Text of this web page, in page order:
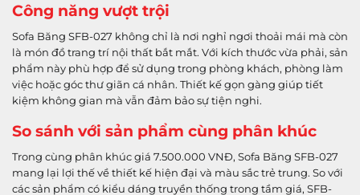
Công năng vượt trội
Sofa Băng SFB-027 không chỉ là nơi nghỉ ngơi thoải mái mà còn
là món đồ trang trí nội thất bắt mắt. Với kích thước vừa phải, sản
phẩm này phù hợp để sử dụng trong phòng khách, phòng làm
việc hoặc góc thư giãn cá nhân. Thiết kế gọn gàng giúp tiết
kiệm không gian mà vẫn đảm bảo sự tiện nghi.
So sánh với sản phẩm cùng phân khúc
Trong cùng phân khúc giá 7.500.000 VNĐ, Sofa Băng SFB-027
mang lại lợi thế về thiết kế hiện đại và màu sắc trẻ trung. So với
các sản phẩm có kiểu dáng truyền thống trong tầm giá, SFB-